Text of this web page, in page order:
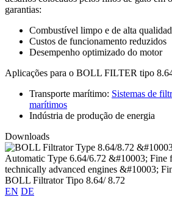
garantias:
Combustível limpo e de alta
Custos de funcionamento reduzidos
Desempenho optimizado do motor
Aplicações para o BOLL FILTER tipo
Transporte marítimo: Sistemas de
marítimos
Indústria de produção de energia
Downloads
BOLL Filtrator Tipo 8.64/ 8.72
EN DE